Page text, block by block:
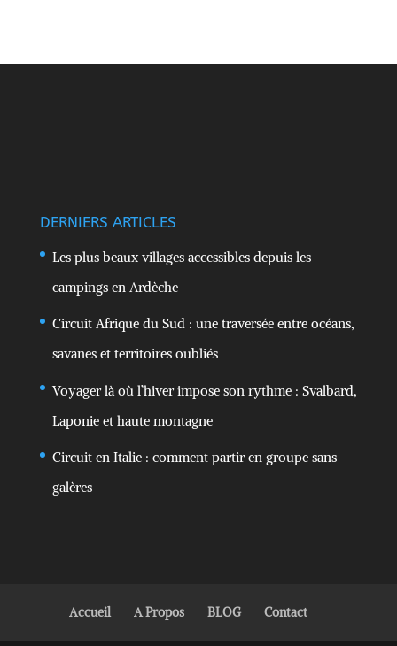
DERNIERS ARTICLES
Les plus beaux villages accessibles depuis les
campings en Ardèche
Circuit Afrique du Sud : une traversée entre océans,
savanes et territoires oubliés
Voyager là où l’hiver impose son rythme : Svalbard,
Laponie et haute montagne
Circuit en Italie : comment partir en groupe sans
galères
Accueil A Propos BLOG Contact